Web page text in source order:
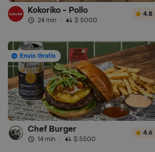
Kokoriko - Pollo
24 min · $ 5000
4.8
Envío Gratis
Chef Burger
14 min · $ 5500
4.6